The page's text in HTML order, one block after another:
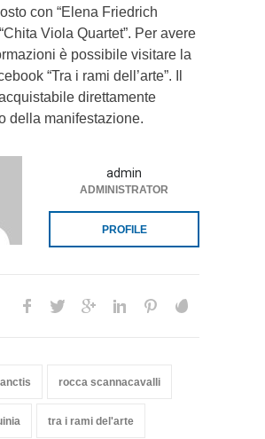
con “Elena Friedrich
Viola Quartet”. Per avere
è possibile visitare la
“Tra i rami dell’arte”. Il
direttamente
della manifestazione.
admin
ADMINISTRATOR
PROFILE
rocca scannacavalli
tra i rami del'arte